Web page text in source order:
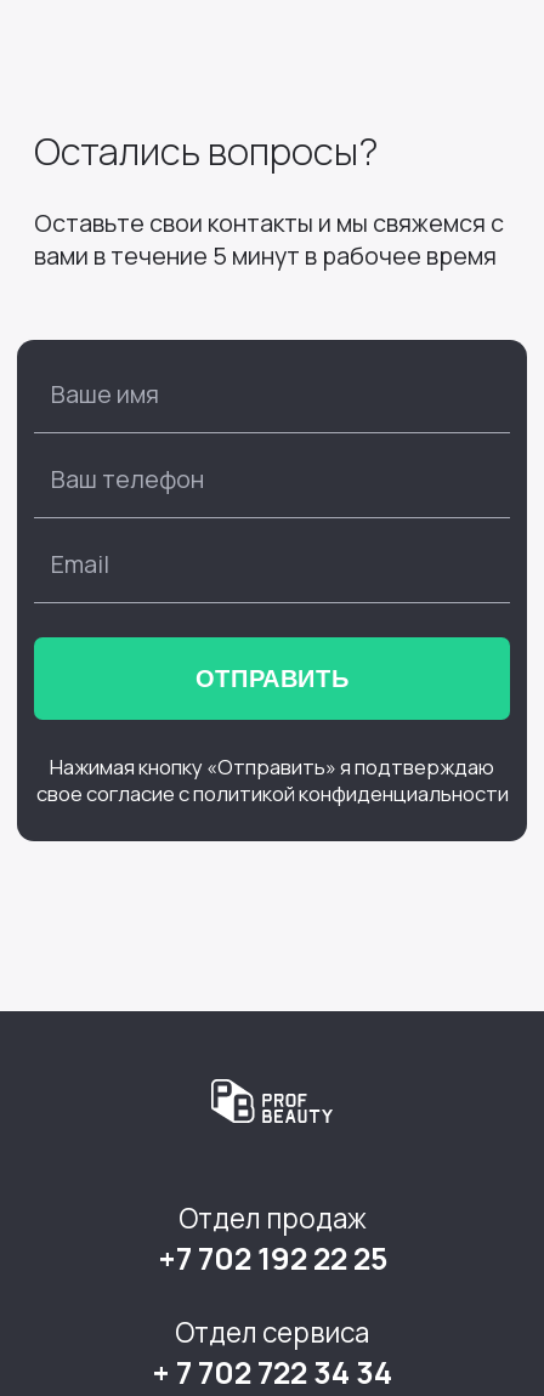
Остались вопросы?
Оставьте свои контакты и мы свяжемся с
вами в течение 5 минут в рабочее время
ОТПРАВИТЬ
Нажимая кнопку «Отправить» я подтверждаю
свое согласие с политикой конфиденциальности
Отдел продаж
+7 702 192 22 25
Отдел сервиса
+ 7 702 722 34 34